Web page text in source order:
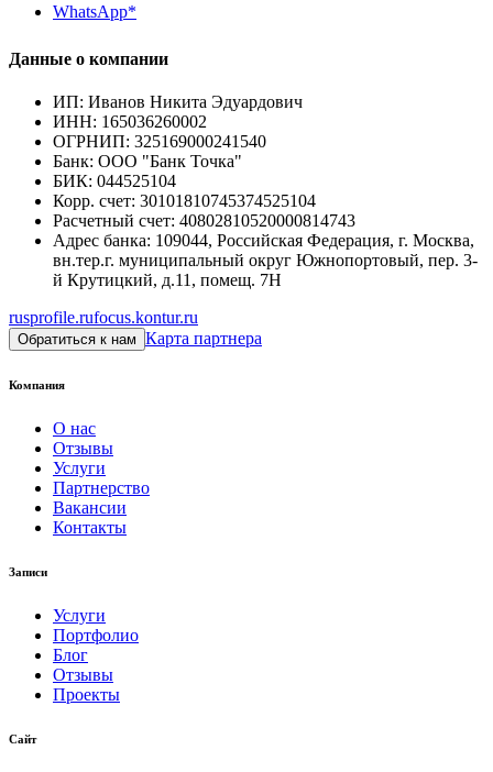
WhatsApp*
Данные о компании
ИП: Иванов Никита Эдуардович
ИНН: 165036260002
ОГРНИП: 325169000241540
Банк: ООО "Банк Точка"
БИК: 044525104
Корр. счет: 30101810745374525104
Расчетный счет: 40802810520000814743
Адрес банка: 109044, Российская Федерация, г. Москва,
вн.тер.г. муниципальный округ Южнопортовый, пер. 3-
й Крутицкий, д.11, помещ. 7Н
rusprofile.rufocus.kontur.ru
Обратиться к нам Карта партнера
Компания
О нас
Отзывы
Услуги
Партнерство
Вакансии
Контакты
Записи
Услуги
Портфолио
Блог
Отзывы
Проекты
Сайт